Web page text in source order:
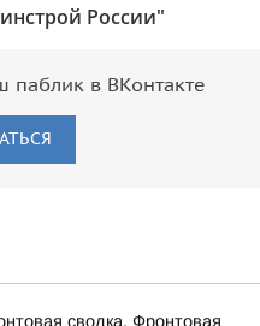
России"
паблик в ВКонтакте
сводка. Фронтовая